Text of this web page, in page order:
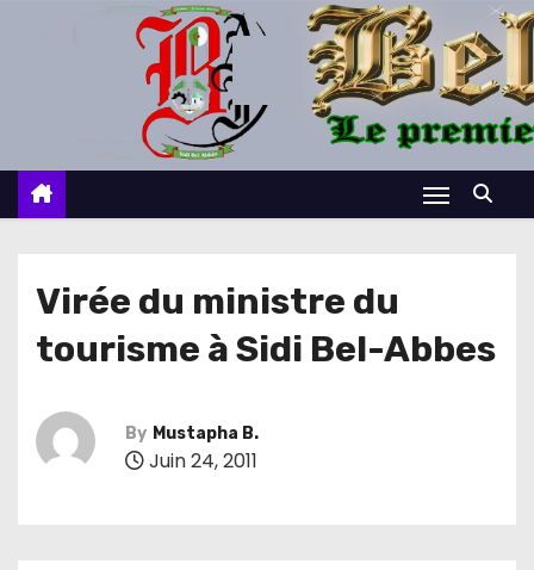
c
Virée du ministre du
tourisme à Sidi Bel-Abbes
By Mustapha B.
Juin 24, 2011